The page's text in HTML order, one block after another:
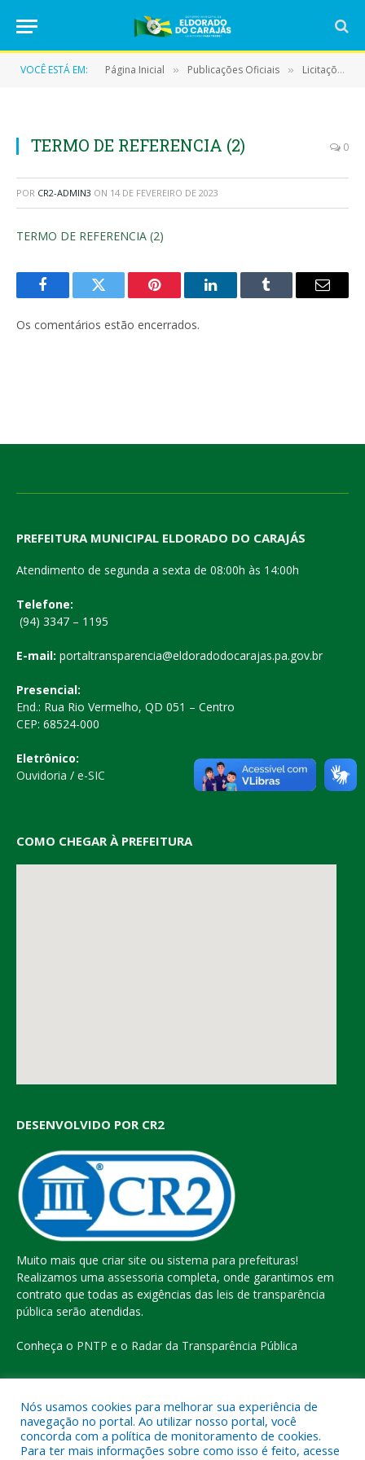
VOCÊ ESTÁ EM: Página Inicial » Publicações Oficiais » Licitações
TERMO DE REFERENCIA (2) 0
POR CR2-ADMIN3 ON 14 DE FEVEREIRO DE 2023
TERMO DE REFERENCIA (2)
FacebookTwitter Pinterest LinkedInTumblr
E-
Os comentários estão encerrados.
PREFEITURA MUNICIPAL ELDORADO DO CARAJÁS
Atendimento de segunda a sexta de 08:00h às 14:00h
Telefone:
(94) 3347 – 1195
E-mail: portaltransparencia@eldoradodocarajas.pa.gov.br
Presencial:
End.: Rua Rio Vermelho, QD 051 – Centro
CEP: 68524-000
Eletrônico:
Ouvidoria / e-SIC
COMO CHEGAR À PREFEITURA
DESENVOLVIDO POR CR2
Muito mais que criar site ou sistema para prefeituras!
Realizamos uma assessoria completa, onde garantimos em
contrato que todas as exigências das leis de transparência
pública serão atendidas.
Conheça o PNTP e o Radar da Transparência Pública
Todos os direitos reservados a Prefeitura Municipal de Eldorado
do Carajás
Nós usamos cookies para melhorar sua experiência de
navegação no portal. Ao utilizar nosso portal, você
concorda com a política de monitoramento de cookies.
Para ter mais informações sobre como isso é feito, acesse